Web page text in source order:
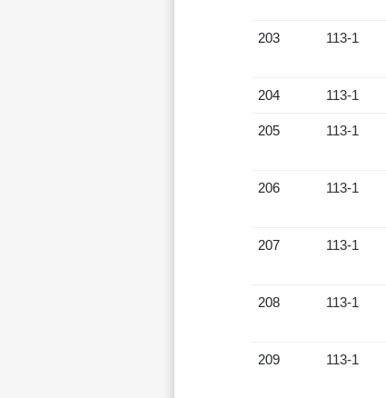
203 113-1
204 113-1
205 113-1
206 113-1
207 113-1
208 113-1
209 113-1